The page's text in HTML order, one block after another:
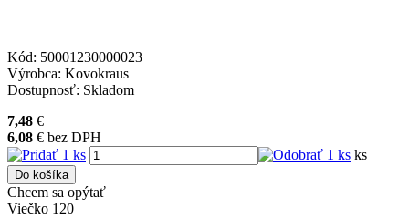
Kód: 50001230000023
Výrobca: Kovokraus
Dostupnosť: Skladom
7,48 €
6,08 € bez DPH
ks
Do košíka
Chcem sa opýtať
Viečko 120